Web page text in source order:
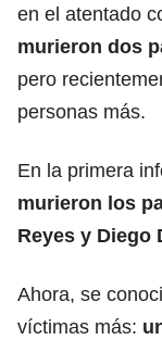
en el atentado
murieron dos
pero
personas más.
En la primera
murieron los
Reyes y Diego
Ahora, se
víctimas más: